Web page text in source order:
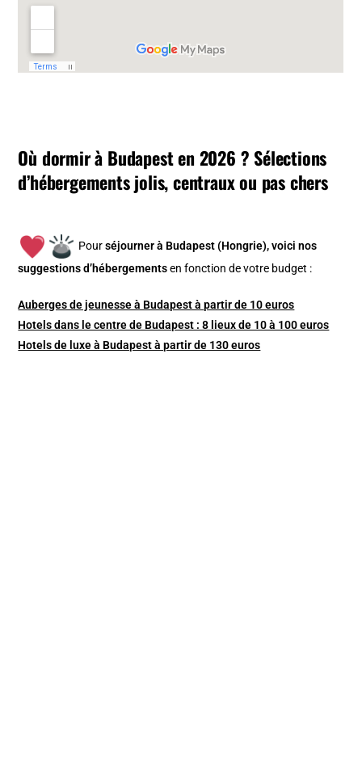
Où dormir à Budapest en 2026 ? Sélections
d’hébergements jolis, centraux ou pas chers
Pourséjourner à Budapest (Hongrie), voici nos
suggestions d’hébergements en fonction de votre budget :
Auberges de jeunesse à Budapest à partir de 10 euros
Hotels dans le centre de Budapest : 8 lieux de 10 à 100 euros
Hotels de luxe à Budapest à partir de 130 euros